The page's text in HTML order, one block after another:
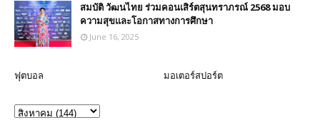
สมบัติ วัฒนไทย ร่วมคอนเสิร์ตสุนทราภรณ์ 2568 มอบ
ความสุขและโอกาสทางการศึกษา
June 16, 2025
ฟุตบอล มอเตอร์สปอร์ต